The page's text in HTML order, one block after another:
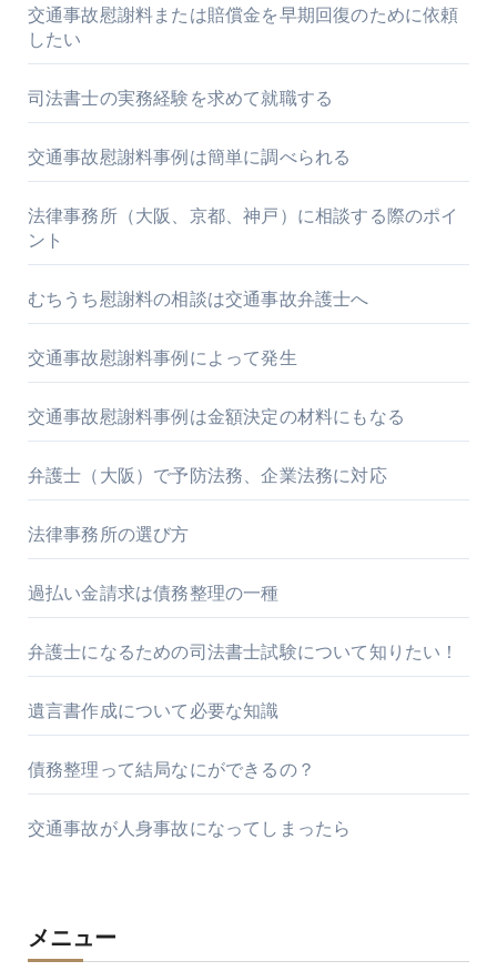
交通事故慰謝料または賠償金を早期回復のために依頼
したい
司法書士の実務経験を求めて就職する
交通事故慰謝料事例は簡単に調べられる
法律事務所（大阪、京都、神戸）に相談する際のポイ
ント
むちうち慰謝料の相談は交通事故弁護士へ
交通事故慰謝料事例によって発生
交通事故慰謝料事例は金額決定の材料にもなる
弁護士（大阪）で予防法務、企業法務に対応
法律事務所の選び方
過払い金請求は債務整理の一種
弁護士になるための司法書士試験について知りたい！
遺言書作成について必要な知識
債務整理って結局なにができるの？
交通事故が人身事故になってしまったら
メニュー